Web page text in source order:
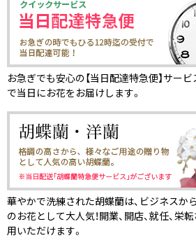
お急ぎでも安心の【当日配達特急便】サー
で当日にお花をお届けします。
華やかで洗練された胡蝶蘭は、ビジネスか
のお花として大人気！開業、開店、就任、栄
用いただけます。